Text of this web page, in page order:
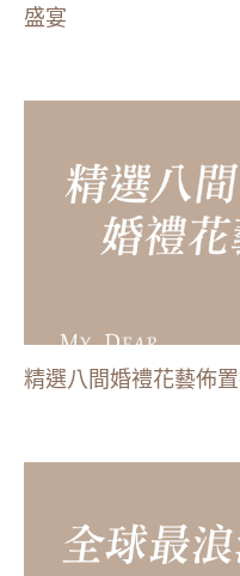
盛宴
精選八間婚禮花藝佈